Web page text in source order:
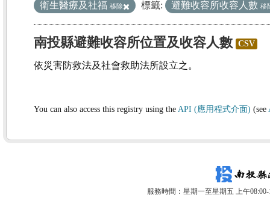
衛生醫療及社福 移除 標籤: 避難收容所收容人數 移
南投縣避難收容所位置及收容人數 CSV
依災害防救法及社會救助法所設立之。
You can also access this registry using the API (應用程式介面) (see
服務時間：星期一至星期五 上午